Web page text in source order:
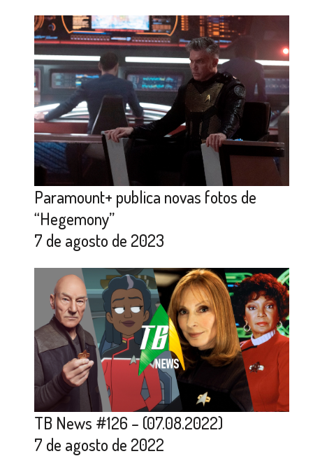
Paramount+ publica novas fotos de
“Hegemony”
7 de agosto de 2023
TB News #126 – (07.08.2022)
7 de agosto de 2022